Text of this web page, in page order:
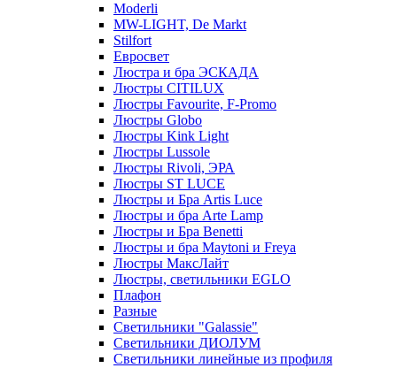
Moderli
MW-LIGHT, De Markt
Stilfort
Евросвет
Люстра и бра ЭСКАДА
Люстры CITILUX
Люстры Favourite, F-Promo
Люстры Globo
Люстры Kink Light
Люстры Lussole
Люстры Rivoli, ЭРА
Люстры ST LUCE
Люстры и Бра Artis Luce
Люстры и бра Arte Lamp
Люстры и Бра Benetti
Люстры и бра Maytoni и Freya
Люстры МаксЛайт
Люстры, светильники EGLO
Плафон
Разные
Светильники "Galassie"
Светильники ДИОЛУМ
Светильники линейные из профиля